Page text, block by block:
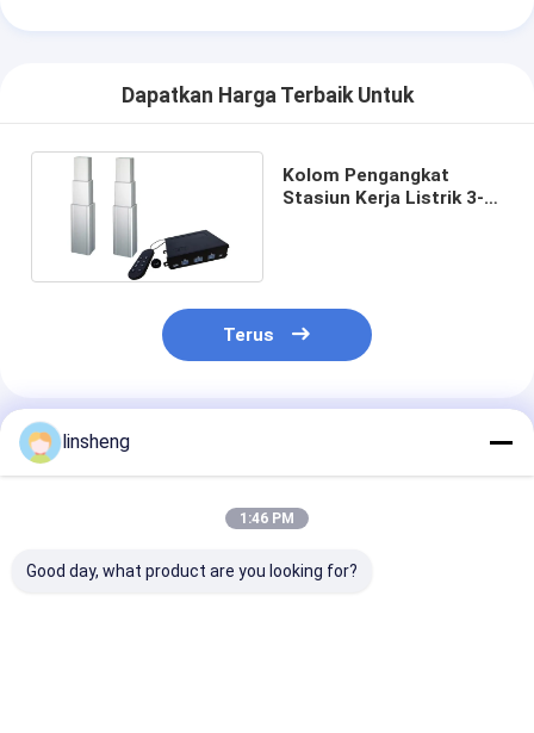
Dapatkan Harga Terbaik Untuk
Kolom Pengangkat
Stasiun Kerja Listrik 3-
Terus
Rekomendasi Produk
linsheng
1:46 PM
Good day, what product are you looking for?